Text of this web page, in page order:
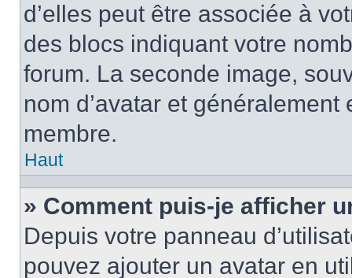
d’elles peut être associée à
des blocs indiquant votre
forum. La seconde image,
nom d’avatar et
membre.
Haut
» Comment puis-je afficher
Depuis votre panneau
pouvez ajouter un avatar en